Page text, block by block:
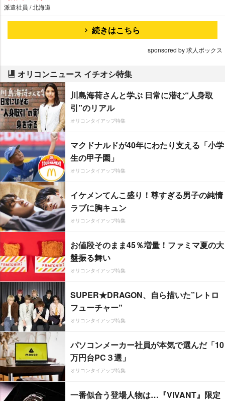
派遣社員 / 北海道
続きはこちら
sponsored by 求人ボックス
オリコンニュース イチオシ特集
川島海荷さんと学ぶ 日常に潜む“人身取
引”のリアル
オリコンタイアップ特集
マクドナルドが40年にわたり支える「小学
生の甲子園」
オリコンタイアップ特集
イケメンてんこ盛り！尊すぎる男子の純情
ラブに胸キュン
オリコンタイアップ特集
お値段そのまま45％増量！ファミマ夏の大
盤振る舞い
オリコンタイアップ特集
SUPER★DRAGON、自ら描いた”レトロ
フューチャー”
オリコンタイアップ特集
パソコンメーカー社員が本気で選んだ「10
万円台PC３選」
オリコンタイアップ特集
一番似合う登場人物は…『VIVANT』限定